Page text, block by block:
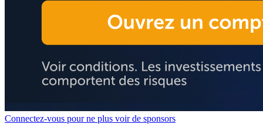
Connectez-vous pour ne plus voir de sponsors